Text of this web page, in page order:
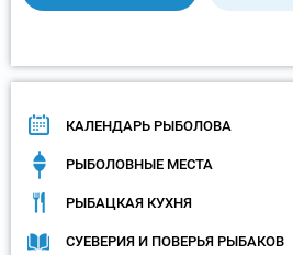
КАЛЕНДАРЬ РЫБОЛОВА
РЫБОЛОВНЫЕ МЕСТА
РЫБАЦКАЯ КУХНЯ
СУЕВЕРИЯ И ПОВЕРЬЯ РЫБАКОВ